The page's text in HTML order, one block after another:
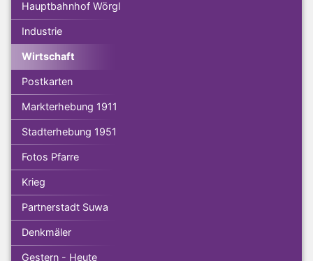
Hauptbahnhof Wörgl
Industrie
Wirtschaft
Postkarten
Markterhebung 1911
Stadterhebung 1951
Fotos Pfarre
Krieg
Partnerstadt Suwa
Denkmäler
Gestern - Heute